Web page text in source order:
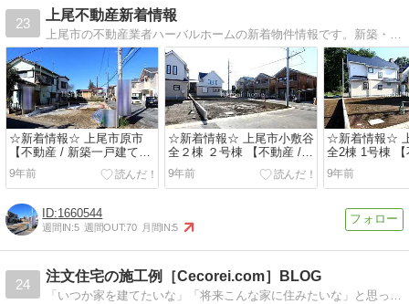
23
上尾不動産新着情報
上尾市の不動産業者ハーバルホームの新着物件情報です。新築・中古一戸建て住宅、土地、マンションの最新情報をお届けします。売買不動産の新着・価格変更・販売再開速報。
☆新着情報☆ 上尾市原市
【不動産 / 新築一戸建て】
全１棟
9年前
☆新着情報☆ 上尾市小敷谷
全２棟 ２号棟 【不動産 /
新築一戸建て】
9年前
☆新着情報☆
全2棟 1号棟
築一戸建て】
9年前
1660544
週間IN:5 週間OUT:70 月間IN:5
24
注文住宅の施工例［Cecorei.com］BLOG
「いつか家を建てたいな」「将来こんな家に住みたいな」と思ったら見て下さい。